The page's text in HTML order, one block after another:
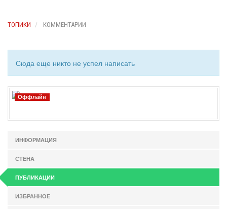
ТОПИКИ КОММЕНТАРИИ
Сюда еще никто не успел написать
Оффлайн
ИНФОРМАЦИЯ
СТЕНА
ПУБЛИКАЦИИ
ИЗБРАННОЕ